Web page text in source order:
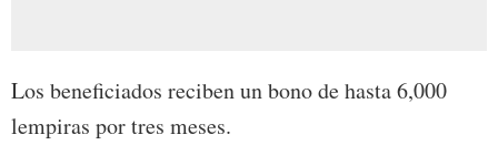
Los beneficiados reciben un bono de hasta 6,000
lempiras por tres meses.